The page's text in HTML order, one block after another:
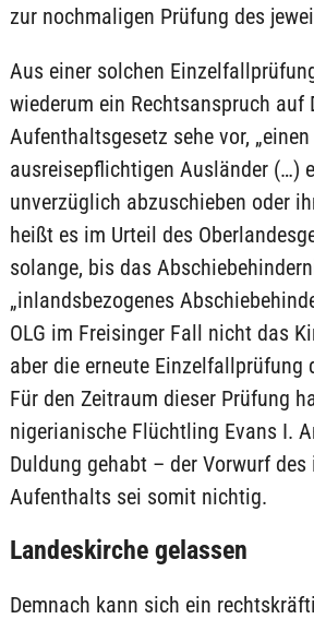
zur nochmaligen Prüfung des
Aus einer solchen
wiederum ein Rechtsanspruch auf
Aufenthaltsgesetz sehe vor,
ausreisepflichtigen Ausländer (…)
unverzüglich abzuschieben oder
heißt es im Urteil des
solange, bis das
„inlandsbezogenes
OLG im Freisinger Fall nicht das
aber die erneute Einzelfallprüfung
Für den Zeitraum dieser Prüfung
nigerianische Flüchtling Evans I.
Duldung gehabt – der Vorwurf des
Aufenthalts sei somit nichtig.
Landeskirche gelassen
Demnach kann sich ein